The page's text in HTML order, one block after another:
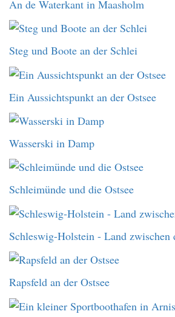
An de Waterkant in Maasholm
Steg und Boote an der Schlei
Ein Aussichtspunkt an der Ostsee
Wasserski in Damp
Schleimünde und die Ostsee
Schleswig-Holstein - Land zwischen
Rapsfeld an der Ostsee